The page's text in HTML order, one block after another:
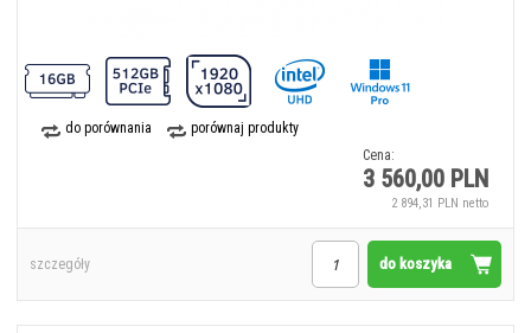
do porównania
porównaj produkty
Cena:
3 560,00 PLN
2 894,31 PLN netto
do koszyka
szczegóły